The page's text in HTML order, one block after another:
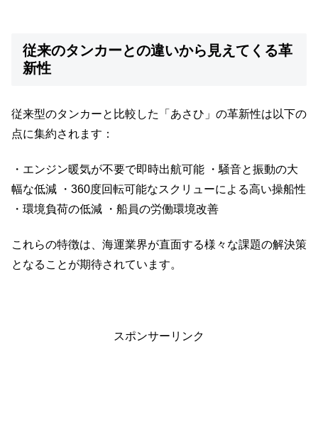
従来のタンカーとの違いから見えてくる革
新性
従来型のタンカーと比較した「あさひ」の革新性は以下の
点に集約されます：
・エンジン暖気が不要で即時出航可能 ・騒音と振動の大
幅な低減 ・360度回転可能なスクリューによる高い操船性
・環境負荷の低減 ・船員の労働環境改善
これらの特徴は、海運業界が直面する様々な課題の解決策
となることが期待されています。
スポンサーリンク